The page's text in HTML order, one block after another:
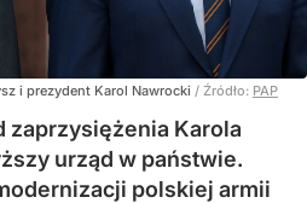
i prezydent Karol Nawrocki / Źródło: PAP
zaprzysiężenia Karola
urząd w państwie.
polskiej armii